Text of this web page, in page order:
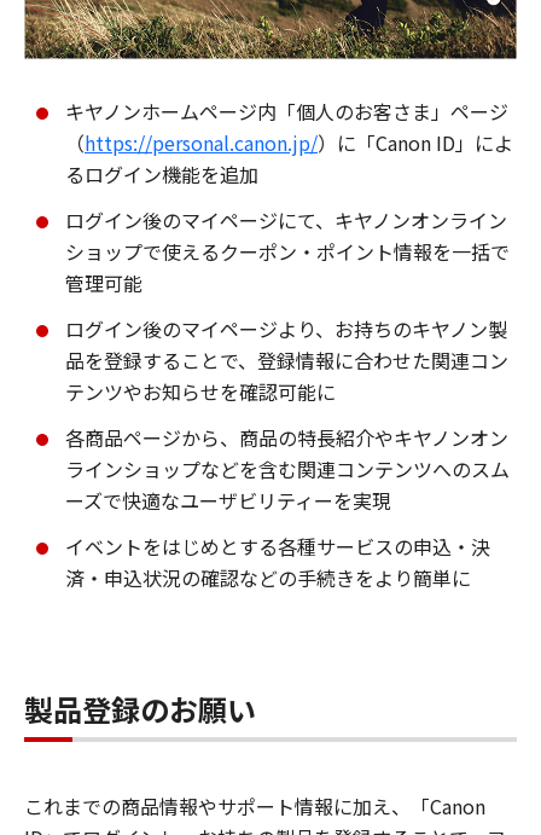
キヤノンホームページ内「個人のお客さま」ページ
（https://personal.canon.jp/）に「Canon ID」によ
るログイン機能を追加
ログイン後のマイページにて、キヤノンオンライン
ショップで使えるクーポン・ポイント情報を一括で
管理可能
ログイン後のマイページより、お持ちのキヤノン製
品を登録することで、登録情報に合わせた関連コン
テンツやお知らせを確認可能に
各商品ページから、商品の特長紹介やキヤノンオン
ラインショップなどを含む関連コンテンツへのスム
ーズで快適なユーザビリティーを実現
イベントをはじめとする各種サービスの申込・決
済・申込状況の確認などの手続きをより簡単に
製品登録のお願い
これまでの商品情報やサポート情報に加え、「Canon